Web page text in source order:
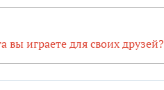
вы играете для своих друзей?